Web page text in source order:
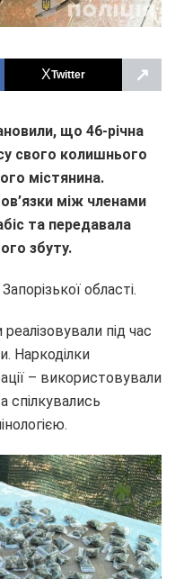
Twitter ↗
що 46-річна
свого колишнього
містянина.
між членами
та передавала
збуту.
області.
під час
Наркоділки
– використовували
спілкувались